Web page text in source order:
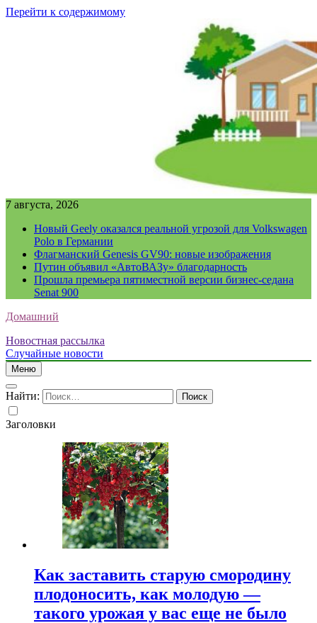
Перейти к содержимому
7 августа, 2026
Новый Geely оказался реальной угрозой для Volkswagen
Polo в Германии
Флагманский Genesis GV90: новые изображения
Путин объявил «АвтоВАЗу» благодарность
Прошла премьера пятиместной версии бизнес-седана
Senat 900
Домашний
Новостная рассылка
Случайные новости
Меню
Найти:
Заголовки
Как заставить старую смородину
плодоносить, как молодую —
такого урожая у вас еще не было